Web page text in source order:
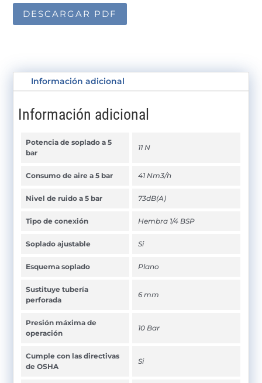
DESCARGAR PDF
Información adicional
Información adicional
Potencia de soplado a 5
bar
11 N
Consumo de aire a 5 bar 41 Nm3/h
Nivel de ruido a 5 bar 73dB(A)
Tipo de conexión Hembra 1/4 BSP
Soplado ajustable Si
Esquema soplado Plano
Sustituye tubería
perforada
6 mm
Presión máxima de
operación
10 Bar
Cumple con las directivas
de OSHA
Si